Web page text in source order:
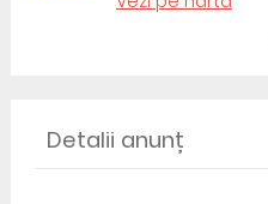
Detalii anunț